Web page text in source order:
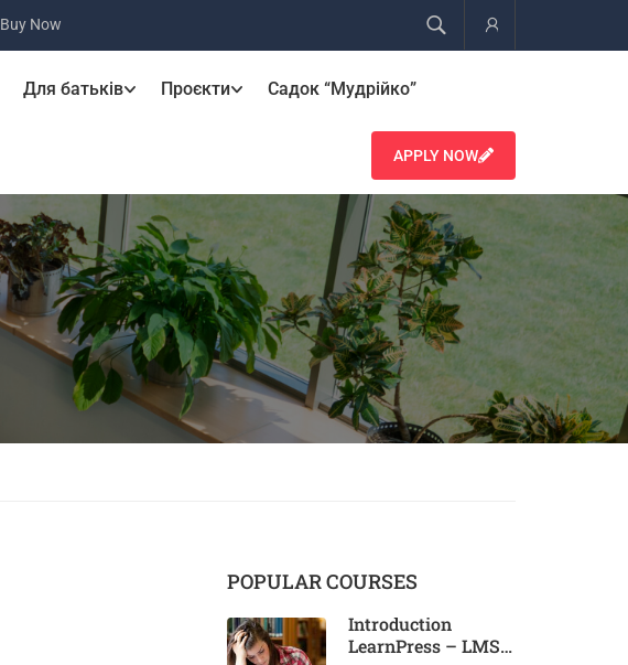
Buy Now
Для батьків Проєкти Садок “Мудрійко”
APPLY NOW
POPULAR COURSES
Introduction
LearnPress – LMS